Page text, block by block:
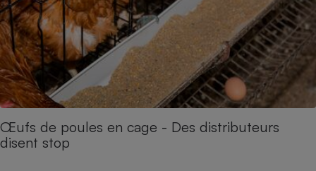
Œufs de poules en cage - Des distributeurs
disent stop